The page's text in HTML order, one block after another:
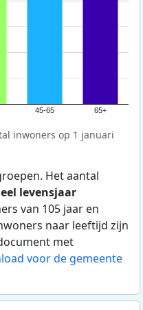
45-65 65+
inwoners op 1 januari
Het aantal
levensjaar
van 105 jaar en
naar leeftijd zijn
met
voor de gemeente